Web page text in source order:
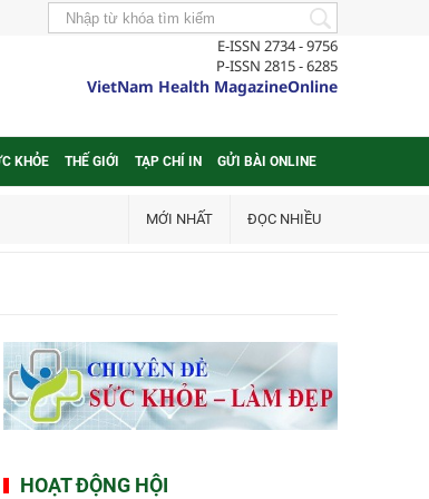
E-ISSN 2734 - 9756
P-ISSN 2815 - 6285
VietNam Health MagazineOnline
KHỎE THẾ GIỚI TẠP CHÍ IN GỬI BÀI ONLINE
MỚI NHẤT ĐỌC NHIỀU
HOẠT ĐỘNG HỘI